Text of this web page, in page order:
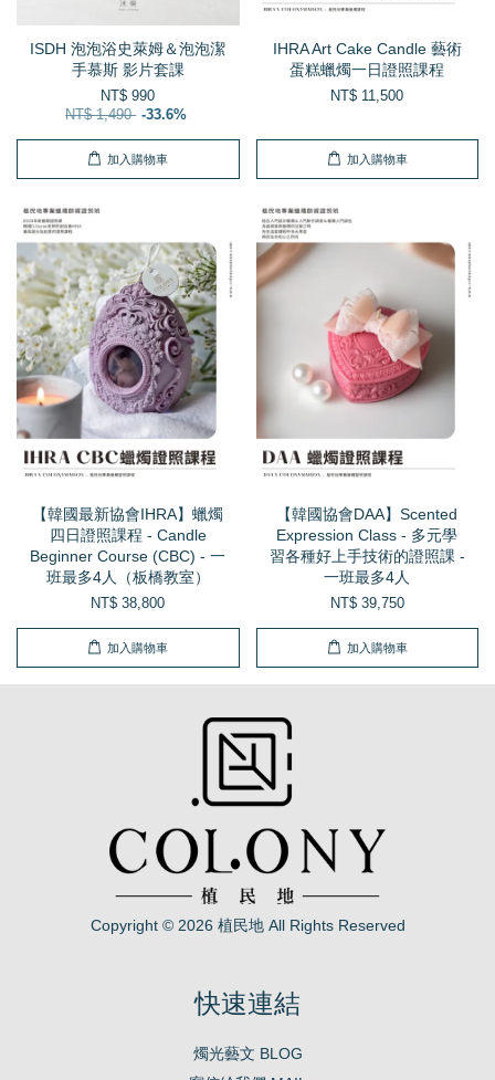
ISDH 泡泡浴史萊姆＆泡泡潔
手慕斯 影片套課
NT$ 990
NT$ 1,490 -33.6%
加入購物車
IHRA Art Cake Candle 藝術
蛋糕蠟燭一日證照課程
NT$ 11,500
加入購物車
【韓國最新協會IHRA】蠟燭
四日證照課程 - Candle
Beginner Course (CBC) - 一
班最多4人（板橋教室）
NT$ 38,800
加入購物車
【韓國協會DAA】Scented
Expression Class - 多元學
習各種好上手技術的證照課 -
一班最多4人
NT$ 39,750
加入購物車
Copyright © 2026 植民地 All Rights Reserved
快速連結
燭光藝文 BLOG